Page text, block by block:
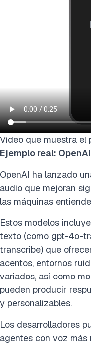
Video que muestra el
Ejemplo real: OpenAI
OpenAI ha lanzado
audio que mejoran
las máquinas
Estos modelos
texto (como gpt-4o-
transcribe) que
acentos, entornos
variados, así como
pueden producir
y personalizables.
Los desarrolladores
agentes con voz